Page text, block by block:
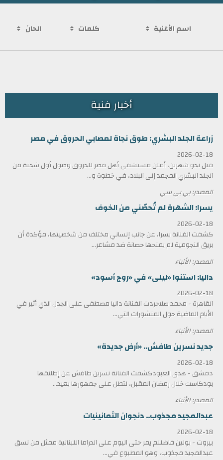
اسم الأغنية كلمات الحان
أخبار فنية
زراعة الجلد البشري: طوق نجاة لمصابي الحروق في مصر
2026-02-18
قبل نحو شهرين، أعلن مستشفى أهل مصر للحروق وصول أول شحنة من
الجلد البشري المجمد إلى البلاد، في خطوة و...
المصدر: بي بي سي
يسرا: الشهرة لم تُحصّني من الخوف
2026-02-18
كشفت الفنانة يسرا، عن جانب إنساني مختلف من شخصيتها، مؤكدة أن
بريق النجومية لم يمنحها حصانة ضد مشاعر...
المصدر: الأنباء
داليا: استنوا «ليلى» في «روج أسود»
2026-02-18
القاهرة - محمد صلاحردت الفنانة داليا مصطفى على الجدل الذي أثير في
الأيام الماضية حول المنشورات التي...
المصدر: الأنباء
جديد نسرين طافش.. «أرض جديدة»
2026-02-18
دمشق - هدى العبودكشفت الفنانة نسرين طافش عن إطلاقها
بودكاست خلال رمضان المقبل، لتطل على جمهورها بعيد...
المصدر: الأنباء
عبدالمجيد مجذوب.. دنجوان الثمانينيات
2026-02-18
بيروت - بولين فاضللم يمر حتى اليوم على الدراما اللبنانية ممثل من نسق
عبدالمجيد مجذوب، وهو المطبوع في...